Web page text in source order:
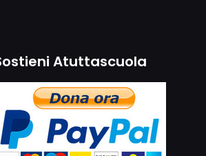
Atuttascuola